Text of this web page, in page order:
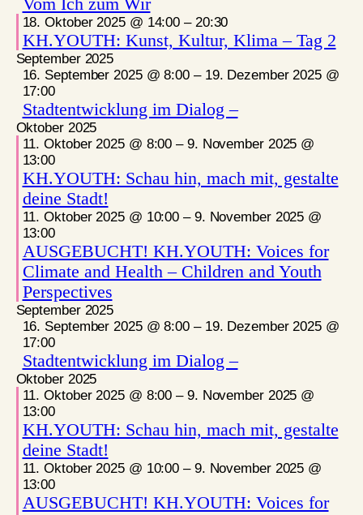
18. Oktober 2025 @ 14:00 – 20:30
KH.YOUTH: Kunst, Kultur, Klima – Tag 2
September 2025
16. September 2025 @ 8:00 – 19. Dezember 2025 @
17:00
Stadtentwicklung im Dialog –
Oktober 2025
11. Oktober 2025 @ 8:00 – 9. November 2025 @
13:00
KH.YOUTH: Schau hin, mach mit, gestalte
deine Stadt!
11. Oktober 2025 @ 10:00 – 9. November 2025 @
13:00
AUSGEBUCHT! KH.YOUTH: Voices for
Climate and Health – Children and Youth
Perspectives
September 2025
16. September 2025 @ 8:00 – 19. Dezember 2025 @
17:00
Stadtentwicklung im Dialog –
Oktober 2025
11. Oktober 2025 @ 8:00 – 9. November 2025 @
13:00
KH.YOUTH: Schau hin, mach mit, gestalte
deine Stadt!
11. Oktober 2025 @ 10:00 – 9. November 2025 @
13:00
AUSGEBUCHT! KH.YOUTH: Voices for